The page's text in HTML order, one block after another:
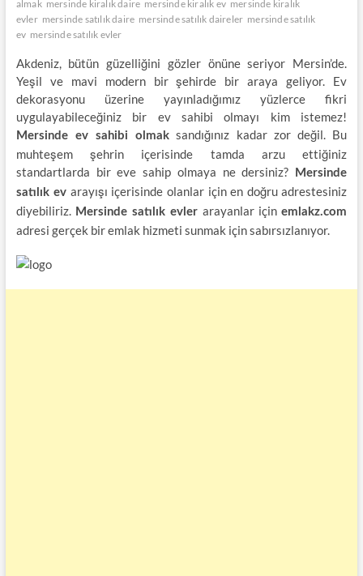
almak mersinde kiralık daire mersinde kiralık ev mersinde kiralık
evler mersinde satılık daire mersinde satılık daireler mersinde satılık
ev mersinde satılık evler
Akdeniz, bütün güzelliğini gözler önüne seriyor Mersin’de.
Yeşil ve mavi modern bir şehirde bir araya geliyor. Ev
dekorasyonu üzerine yayınladığımız yüzlerce fikri
uygulayabileceğiniz bir ev sahibi olmayı kim istemez!
Mersinde ev sahibi olmak sandığınız kadar zor değil. Bu
muhteşem şehrin içerisinde tamda arzu ettiğiniz
standartlarda bir eve sahip olmaya ne dersiniz?
Mersinde
satılık ev arayışı içerisinde olanlar için en doğru adrestesiniz
diyebiliriz. Mersinde satılık evler arayanlar içinemlakz.com
adresi gerçek bir emlak hizmeti sunmak için sabırsızlanıyor.